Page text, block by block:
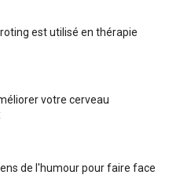
est utilisé en thérapie
votre cerveau
de l'humour pour faire face